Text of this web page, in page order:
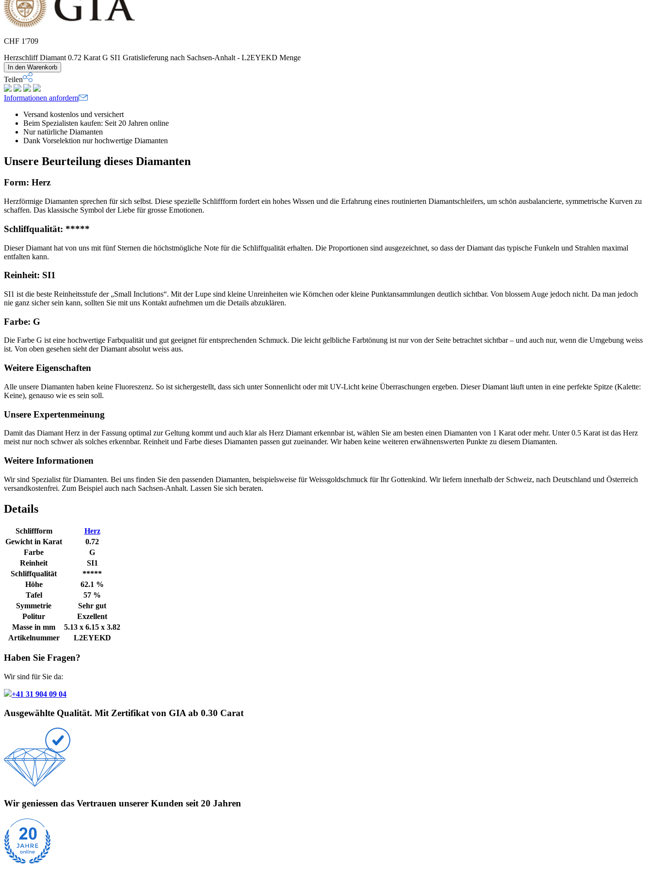
CHF 1'709
Herzschliff Diamant 0.72 Karat G SI1 Gratislieferung nach Sachsen-Anhalt - L2EYEKD Menge
In den Warenkorb
Teilen
Informationen anfordern
Versand kostenlos und versichert
Beim Spezialisten kaufen: Seit 20 Jahren online
Nur natürliche Diamanten
Dank Vorselektion nur hochwertige Diamanten
Unsere Beurteilung dieses Diamanten
Form: Herz
Herzförmige Diamanten sprechen für sich selbst. Diese spezielle Schliffform fordert ein hohes Wissen und die Erfahrung eines routinierten Diamantschleifers, um schön ausbalancierte, symmetrische Kurven zu
schaffen. Das klassische Symbol der Liebe für grosse Emotionen.
Schliffqualität: *****
Dieser Diamant hat von uns mit fünf Sternen die höchstmögliche Note für die Schliffqualität erhalten. Die Proportionen sind ausgezeichnet, so dass der Diamant das typische Funkeln und Strahlen maximal
entfalten kann.
Reinheit: SI1
SI1 ist die beste Reinheitsstufe der „Small Inclutions“. Mit der Lupe sind kleine Unreinheiten wie Körnchen oder kleine Punktansammlungen deutlich sichtbar. Von blossem Auge jedoch nicht. Da man jedoch
nie ganz sicher sein kann, sollten Sie mit uns Kontakt aufnehmen um die Details abzuklären.
Farbe: G
Die Farbe G ist eine hochwertige Farbqualität und gut geeignet für entsprechenden Schmuck. Die leicht gelbliche Farbtönung ist nur von der Seite betrachtet sichtbar – und auch nur, wenn die Umgebung weiss
ist. Von oben gesehen sieht der Diamant absolut weiss aus.
Weitere Eigenschaften
Alle unsere Diamanten haben keine Fluoreszenz. So ist sichergestellt, dass sich unter Sonnenlicht oder mit UV-Licht keine Überraschungen ergeben. Dieser Diamant läuft unten in eine perfekte Spitze (Kalette:
Keine), genauso wie es sein soll.
Unsere Expertenmeinung
Damit das Diamant Herz in der Fassung optimal zur Geltung kommt und auch klar als Herz Diamant erkennbar ist, wählen Sie am besten einen Diamanten von 1 Karat oder mehr. Unter 0.5 Karat ist das Herz
meist nur noch schwer als solches erkennbar. Reinheit und Farbe dieses Diamanten passen gut zueinander. Wir haben keine weiteren erwähnenswerten Punkte zu diesem Diamanten.
Weitere Informationen
Wir sind Spezialist für Diamanten. Bei uns finden Sie den passenden Diamanten, beispielsweise für Weissgoldschmuck für Ihr Gottenkind. Wir liefern innerhalb der Schweiz, nach Deutschland und Österreich
versandkostenfrei. Zum Beispiel auch nach Sachsen-Anhalt. Lassen Sie sich beraten.
Details
Schliffform
Herz
Gewicht in Karat
0.72
Farbe
G
Reinheit
SI1
Schliffqualität
*****
Höhe
62.1 %
Tafel
57 %
Symmetrie
Sehr gut
Politur
Exzellent
Masse in mm
5.13 x 6.15 x 3.82
Artikelnummer
L2EYEKD
Haben Sie Fragen?
Wir sind für Sie da:
+41 31 904 09 04
Ausgewählte Qualität. Mit Zertifikat von GIA ab 0.30 Carat
Wir geniessen das Vertrauen unserer Kunden seit 20 Jahren